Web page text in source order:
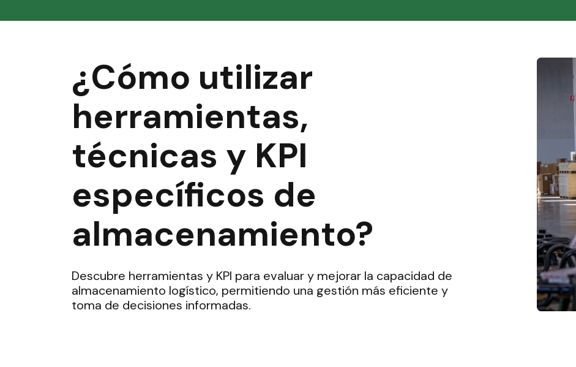
¿Cómo utilizar
herramientas,
técnicas y KPI
específicos de
almacenamiento?
Descubre herramientas y KPI para evaluar y mejorar la capacidad de
almacenamiento logístico, permitiendo una gestión más eficiente y
toma de decisiones informadas.